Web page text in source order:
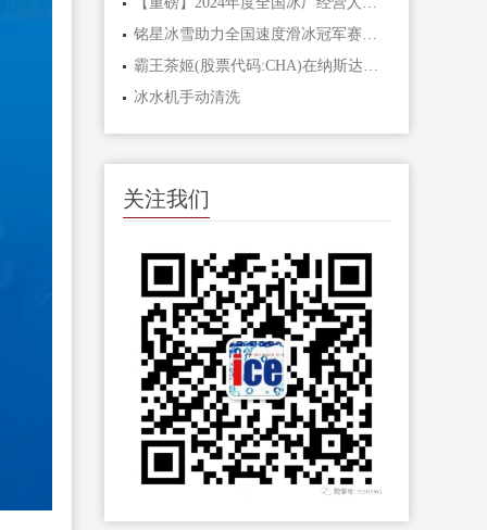
铭星冰雪助力全国速度滑冰冠军赛，参与“滑向冰丝带”体验活动 续写全民冰雪新篇章！
冰水机手动清洗
关注我们